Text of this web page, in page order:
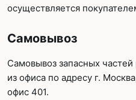
осуществляется
Самовывоз
Самовывоз запасных
из офиса по адресу г.
офис 401.